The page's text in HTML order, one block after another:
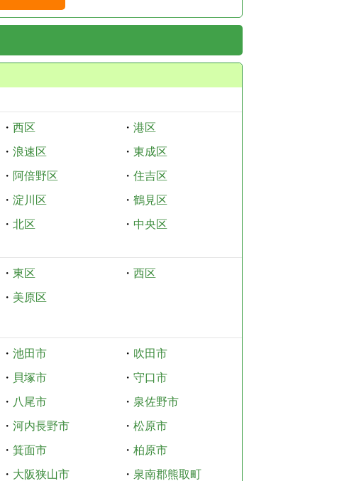
・ 西区 ・ 港区
・ 浪速区 ・ 東成区
・ 阿倍野区 ・ 住吉区
・ 淀川区 ・ 鶴見区
・ 北区 ・ 中央区
・ 東区 ・ 西区
・ 美原区
・ 池田市 ・ 吹田市
・ 貝塚市 ・ 守口市
・ 八尾市 ・ 泉佐野市
・ 河内長野市 ・ 松原市
・ 箕面市 ・ 柏原市
・ 大阪狭山市 ・ 泉南郡熊取町